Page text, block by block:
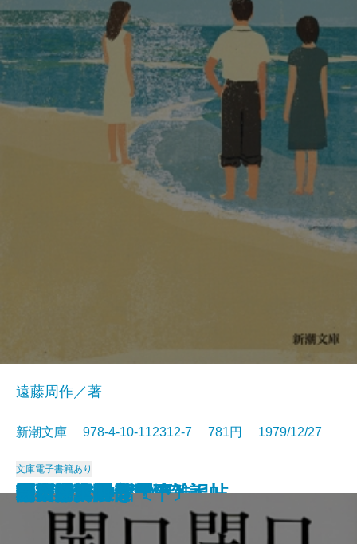
歴史と視点―私の雑記帖―
鬼怒川
食卓の情景
すばらしい数学者たち
道ありき―青春編―
鍵のかかる部屋
一人ならじ
燃えつきた地図
にぎやかな部屋
砂の城
遠藤周作／著
新潮文庫 978-4-10-112312-7 781円 1979/12/27
文庫電子書籍あり
開口閉口
杳子・妻隠
朝ごはんぬき？
渦
陸奥爆沈
毎日が日曜日
梅雨将軍信長
ギリシア神話〔下〕
芝桜〔上〕
芝桜〔下〕